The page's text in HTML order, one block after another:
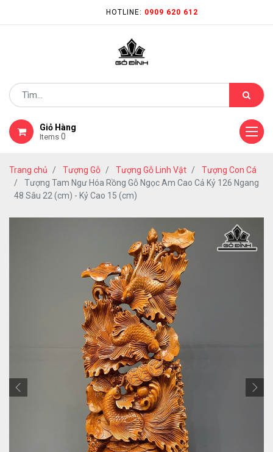
HOTLINE: 0909 620 612
Giỏ Hàng
Items 0
Trang chủ Tượng Gỗ Tượng Gỗ Linh Vật
Tượng Con Cá
Tượng Tam Ngư Hóa Rồng Gỗ Ngọc Am Cao Cả Kỷ 126 Ngang
48 Sâu 22 (cm) - Kỷ Cao 15 (cm)